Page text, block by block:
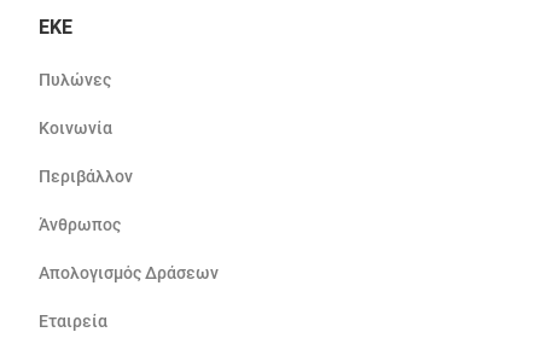
ΕΚΕ
Πυλώνες
Κοινωνία
Περιβάλλον
Άνθρωπος
Απολογισμός Δράσεων
Εταιρεία